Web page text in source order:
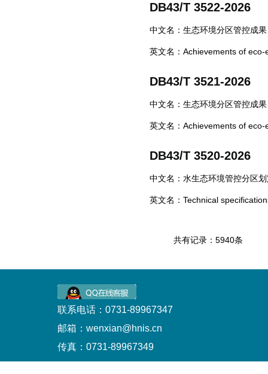
DB43/T 3522-2026
中文名：生态环境分区管控成
英文名：Achievements of
DB43/T 3521-2026
中文名：生态环境分区管控成
英文名：Achievements of
DB43/T 3520-2026
中文名：水生态环境管控分区
英文名：Technical
共有记录：5940条
联系电话：0731-89967347
邮箱：wenxian@hnis.cn
传真：0731-89967349